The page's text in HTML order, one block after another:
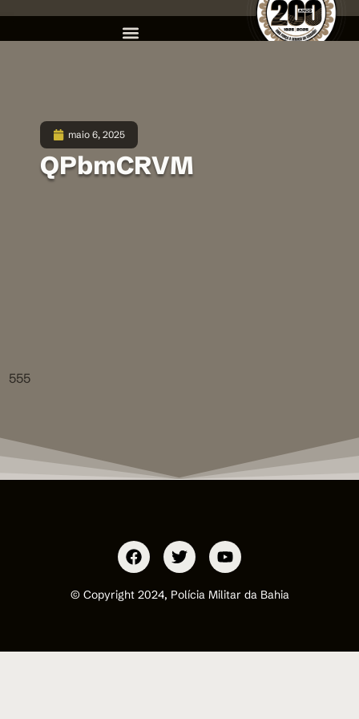
maio 6, 2025
QPbmCRVM
555
© Copyright 2024, Polícia Militar da Bahia